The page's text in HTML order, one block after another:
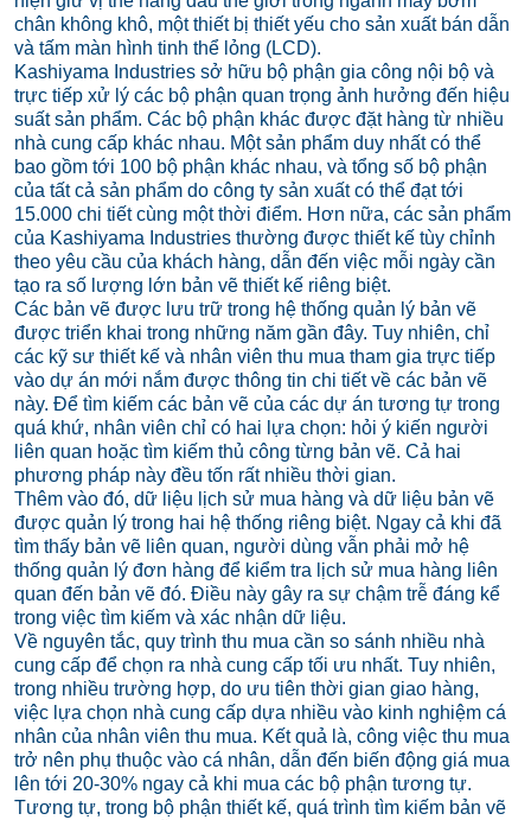
chân không khô, một thiết bị thiết yếu cho sản xuất bán dẫn
và tấm màn hình tinh thể lỏng (LCD).
Kashiyama Industries sở hữu bộ phận gia công nội bộ và
trực tiếp xử lý các bộ phận quan trọng ảnh hưởng đến hiệu
suất sản phẩm. Các bộ phận khác được đặt hàng từ nhiều
nhà cung cấp khác nhau. Một sản phẩm duy nhất có thể
bao gồm tới 100 bộ phận khác nhau, và tổng số bộ phận
của tất cả sản phẩm do công ty sản xuất có thể đạt tới
15.000 chi tiết cùng một thời điểm. Hơn nữa, các sản phẩm
của Kashiyama Industries thường được thiết kế tùy chỉnh
theo yêu cầu của khách hàng, dẫn đến việc mỗi ngày cần
tạo ra số lượng lớn bản vẽ thiết kế riêng biệt.
Các bản vẽ được lưu trữ trong hệ thống quản lý bản vẽ
được triển khai trong những năm gần đây. Tuy nhiên, chỉ
các kỹ sư thiết kế và nhân viên thu mua tham gia trực tiếp
vào dự án mới nắm được thông tin chi tiết về các bản vẽ
này. Để tìm kiếm các bản vẽ của các dự án tương tự trong
quá khứ, nhân viên chỉ có hai lựa chọn: hỏi ý kiến người
liên quan hoặc tìm kiếm thủ công từng bản vẽ. Cả hai
phương pháp này đều tốn rất nhiều thời gian.
Thêm vào đó, dữ liệu lịch sử mua hàng và dữ liệu bản vẽ
được quản lý trong hai hệ thống riêng biệt. Ngay cả khi đã
tìm thấy bản vẽ liên quan, người dùng vẫn phải mở hệ
thống quản lý đơn hàng để kiểm tra lịch sử mua hàng liên
quan đến bản vẽ đó. Điều này gây ra sự chậm trễ đáng kể
trong việc tìm kiếm và xác nhận dữ liệu.
Về nguyên tắc, quy trình thu mua cần so sánh nhiều nhà
cung cấp để chọn ra nhà cung cấp tối ưu nhất. Tuy nhiên,
trong nhiều trường hợp, do ưu tiên thời gian giao hàng,
việc lựa chọn nhà cung cấp dựa nhiều vào kinh nghiệm cá
nhân của nhân viên thu mua. Kết quả là, công việc thu mua
trở nên phụ thuộc vào cá nhân, dẫn đến biến động giá mua
lên tới 20-30% ngay cả khi mua các bộ phận tương tự.
Tương tự, trong bộ phận thiết kế, quá trình tìm kiếm bản vẽ